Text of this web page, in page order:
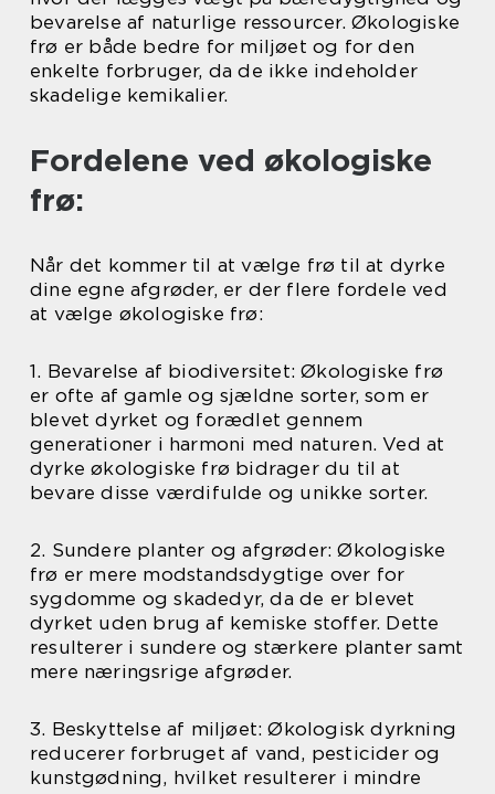
bevarelse af naturlige ressourcer. Økologiske
frø er både bedre for miljøet og for den
enkelte forbruger, da de ikke indeholder
skadelige kemikalier.
Fordelene ved økologiske
frø:
Når det kommer til at vælge frø til at dyrke
dine egne afgrøder, er der flere fordele ved
at vælge økologiske frø:
1. Bevarelse af biodiversitet: Økologiske frø
er ofte af gamle og sjældne sorter, som er
blevet dyrket og forædlet gennem
generationer i harmoni med naturen. Ved at
dyrke økologiske frø bidrager du til at
bevare disse værdifulde og unikke sorter.
2. Sundere planter og afgrøder: Økologiske
frø er mere modstandsdygtige over for
sygdomme og skadedyr, da de er blevet
dyrket uden brug af kemiske stoffer. Dette
resulterer i sundere og stærkere planter samt
mere næringsrige afgrøder.
3. Beskyttelse af miljøet: Økologisk dyrkning
reducerer forbruget af vand, pesticider og
kunstgødning, hvilket resulterer i mindre